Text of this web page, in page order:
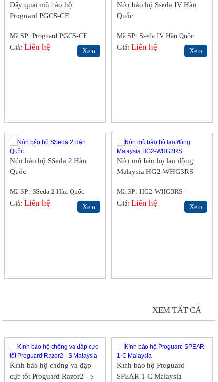
Dây quai mũ bảo hộ
Proguard PGCS-CE
Mã SP: Proguard PGCS-CE
Giá:Liên hệ Xem
Nón bảo hộ Sseda IV Hàn
Quốc
Mã SP: Sseda IV Hàn Quốc
Giá:Liên hệ Xem
Nón bảo hộ SSeda 2 Hàn
Quốc
Mã SP: SSeda 2 Hàn Quốc
Giá:Liên hệ Xem
Nón mũ bảo hộ lao động
Malaysia HG2-WHG3RS
Mã SP: HG2-WHG3RS -
Malaysia
Giá:Liên hệ Xem
XEM TẤT CẢ
Kính bảo hộ chống va đập
cực tốt Proguard Razor2 - S
Kính bảo hộ Proguard
SPEAR 1-C Malaysia